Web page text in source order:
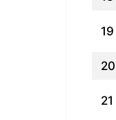
19
20
21